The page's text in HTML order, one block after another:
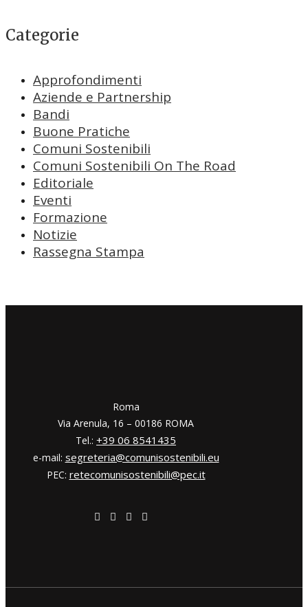
Categorie
Approfondimenti
Aziende e Partnership
Bandi
Buone Pratiche
Comuni Sostenibili
Comuni Sostenibili On The Road
Editoriale
Eventi
Formazione
Notizie
Rassegna Stampa
​​Roma
Via Arenula, 16 – 00186 ROMA
Tel.: +39 06 8541435
e-mail: segreteria@comunisostenibili.eu
PEC: retecomunisostenibili@pec.it